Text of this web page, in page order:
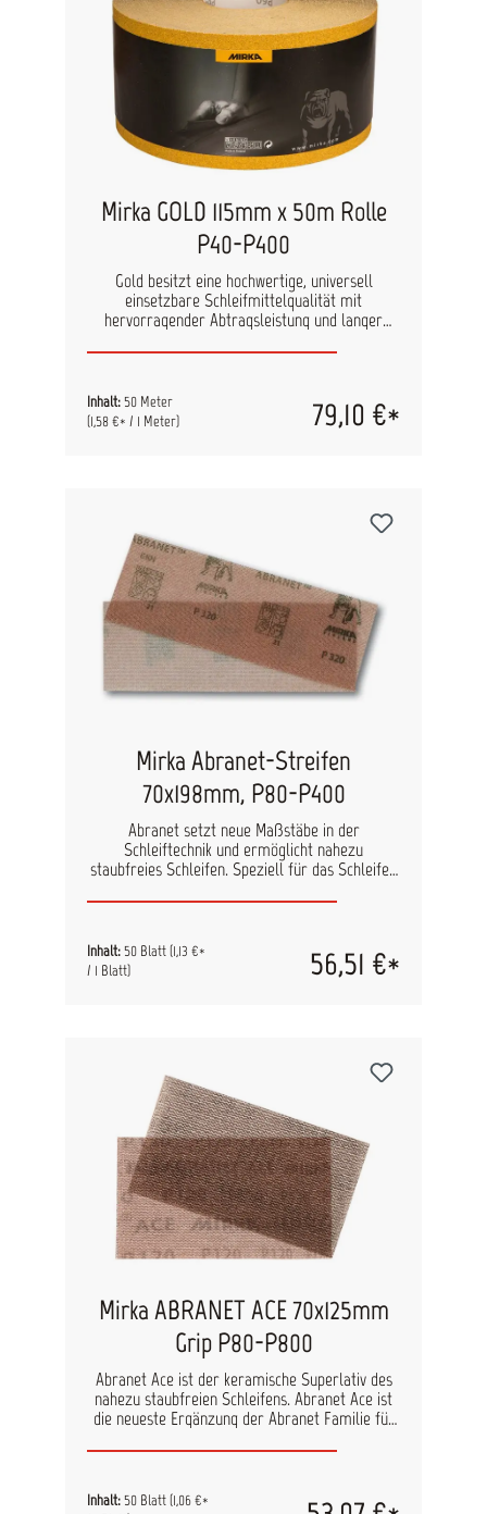
Mirka GOLD 115mm x 50m Rolle
P40-P400
Gold besitzt eine hochwertige, universell
einsetzbare Schleifmittelqualität mit
hervorragender Abtragsleistung und langer
Abmessungen und Lochsystemen verfügbar und
eingesetzt werden. Gold-Produkte sind für
sämtliche Farb-und Lacktypen geeignet und für
halboffen Körnung: P40 - P500 Hauptanwendung:
Lack/Füller, Kunststoff, Spachtel, Holz
Inhalt:50 Meter
(1,58 €* / 1 Meter)
79,10 €*
Mirka Abranet-Streifen
70x198mm, P80-P400
Abranet setzt neue Maßstäbe in der
Schleiftechnik und ermöglicht nahezu
staubfreies Schleifen. Speziell für das Schleifen
Weichholz etc. entwickelt, wird durch ca. 24.000
gewährleistet. Daraus resultieren eine höhere
Standzeit und eine saubere Arbeitsumgebung.
Inhalt:50 Blatt(1,13 €*
/ 1 Blatt)
56,51 €*
Mirka ABRANET ACE 70x125mm
Grip P80-P800
Abranet Ace ist der keramische Superlativ des
nahezu staubfreien Schleifens. Abranet Ace ist
die neueste Ergänzung der Abranet Familie für
besonders geeignet für harte Oberflächen sowie
überzeugt durch exzellente Leistung und
Inhalt:50 Blatt(1,06 €*